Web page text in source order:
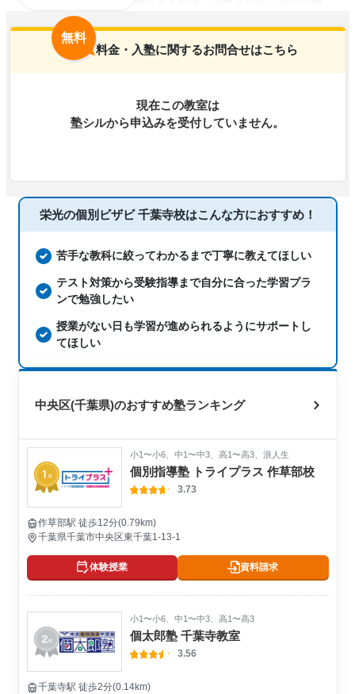
中高一貫校生に対応、1科目から受講可
科目
無料
料金・入塾に関するお問合せはこちら
現在この教室は
塾シルから申込みを受付していません。
栄光の個別ビザビ 千葉寺校はこんな方におすすめ！
苦手な教科に絞ってわかるまで丁寧に教えてほしい
テスト対策から受験指導まで自分に合った学習プラ
ンで勉強したい
授業がない日も学習が進められるようにサポートし
てほしい
中央区(千葉県)のおすすめ塾ランキング
小1〜小6、中1〜中3、高1〜高3、浪人生
個別指導塾 トライプラス 作草部校
3.73
作草部駅 徒歩12分(0.79km)
千葉県千葉市中央区東千葉1-13-1
体験授業 資料請求
小1〜小6、中1〜中3、高1〜高3
個太郎塾 千葉寺教室
3.56
千葉寺駅 徒歩2分(0.14km)